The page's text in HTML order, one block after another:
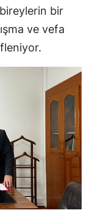
Muş
Nevşehir
Sakarya
Samsun
Siirt
Sinop
bir
ve vefa